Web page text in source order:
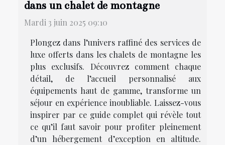
dans un chalet de montagne
Mardi 3 juin 2025 09:10
Plongez dans l’univers raffiné des services de
luxe offerts dans les chalets de montagne les
plus exclusifs. Découvrez comment chaque
détail, de l’accueil personnalisé aux
équipements haut de gamme, transforme un
séjour en expérience inoubliable. Laissez-vous
inspirer par ce guide complet qui révèle tout
ce qu’il faut savoir pour profiter pleinement
d’un hébergement d’exception en altitude.